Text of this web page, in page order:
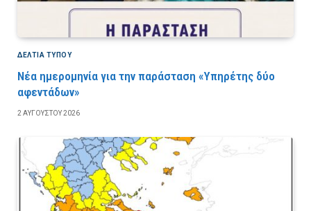
ΔΕΛΤΙΑ ΤΥΠΟΥ
Νέα ημερομηνία για την παράσταση «Υπηρέτης δύο
αφεντάδων»
2 ΑΥΓΟΎΣΤΟΥ 2026